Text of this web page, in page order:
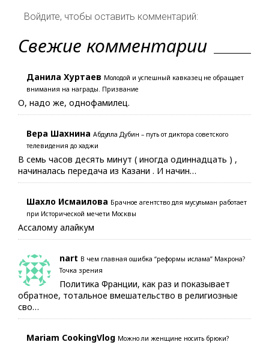
Войдите, чтобы оставить комментарий:
Свежие комментарии
Данила Хуртаев Молодой и успешный кавказец не обращает
внимания на награды. Призвание
О, надо же, однофамилец.
Вера Шахнина Абдулла Дубин – путь от диктора советского
телевидения до хаджи
В семь часов десять минут ( иногда одиннадцать ) ,
начиналась передача из Казани . И начин…
Шахло Исмаилова Брачное агентство для мусульман работает
при Исторической мечети Москвы
Ассалому алайкум
nart В чем главная ошибка “реформы ислама” Макрона?
Точка зрения
Политика Франции, как раз и показывает
обратное, тотальное вмешательство в религиозные
сво…
Mariam CookingVlog Можно ли женщине носить брюки?